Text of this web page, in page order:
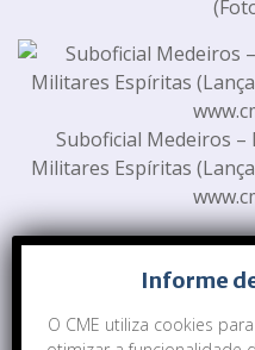
Suboficial Medeiros –
Militares Espíritas
Estandes de venda de
Informe
O CME utiliza cookies